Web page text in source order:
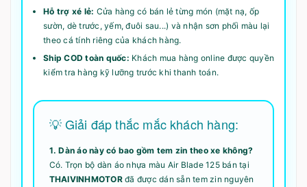
Hỗ trợ xé lẻ: Cửa hàng có bán lẻ từng món (mặt nạ, ốp
sườn, dè trước, yếm, đuôi sau...) và nhận sơn phối màu lại
theo cá tính riêng của khách hàng.
Ship COD toàn quốc: Khách mua hàng online được quyền
kiểm tra hàng kỹ lưỡng trước khi thanh toán.
💡 Giải đáp thắc mắc khách hàng:
1. Dàn áo này có bao gồm tem zin theo xe không?
Có. Trọn bộ dàn áo nhựa màu Air Blade 125 bán tại
THAIVINHMOTORđã được dán sẵn tem zin nguyên